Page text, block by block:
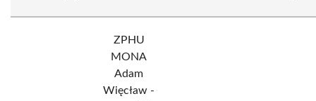
ZPHU
MONA
Adam
Więcław -